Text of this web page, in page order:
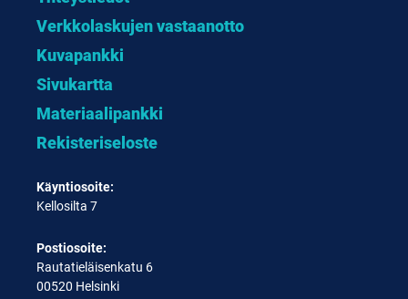
Verkkolaskujen vastaanotto
Kuvapankki
Sivukartta
Materiaalipankki
Rekisteriseloste
Käyntiosoite:
Kellosilta 7
Postiosoite:
Rautatieläisenkatu 6
00520 Helsinki